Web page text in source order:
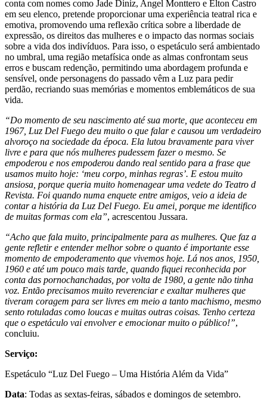
conta com nomes como Jade Diniz, Angel Monttero e Elton Castro
em seu elenco, pretende proporcionar uma experiência teatral rica e
emotiva, promovendo uma reflexão crítica sobre a liberdade de
expressão, os direitos das mulheres e o impacto das normas sociais
sobre a vida dos indivíduos. Para isso, o espetáculo será ambientado
no umbral, uma região metafísica onde as almas confrontam seus
erros e buscam redenção, permitindo uma abordagem profunda e
sensível, onde personagens do passado vêm a Luz para pedir
perdão, recriando suas memórias e momentos emblemáticos de sua
vida.
“Do momento de seu nascimento até sua morte, que aconteceu em
1967, Luz Del Fuego deu muito o que falar e causou um verdadeiro
alvoroço na sociedade da época. Ela lutou bravamente para viver
livre e para que nós mulheres pudessem fazer o mesmo. Se
empoderou e nos empoderou dando real sentido para a frase que
usamos muito hoje: ‘meu corpo, minhas regras’. E estou muito
ansiosa, porque queria muito homenagear uma vedete do Teatro d
Revista. Foi quando numa enquete entre amigos, veio a ideia de
contar a história da Luz Del Fuego. Eu amei, porque me identifico
de muitas formas com ela”, acrescentou Jussara.
“Acho que fala muito, principalmente para as mulheres. Que faz a
gente refletir e entender melhor sobre o quanto é importante esse
momento de empoderamento que vivemos hoje. Lá nos anos, 1950,
1960 e até um pouco mais tarde, quando fiquei reconhecida por
conta das pornochanchadas, por volta de 1980, a gente não tinha
voz. Então precisamos muito reverenciar e exaltar mulheres que
tiveram coragem para ser livres em meio a tanto machismo, mesmo
sento rotuladas como loucas e muitas outras coisas. Tenho certeza
que o espetáculo vai envolver e emocionar muito o público!”,
concluiu.
Serviço:
Espetáculo “Luz Del Fuego – Uma História Além da Vida”
Data: Todas as sextas-feiras, sábados e domingos de setembro.